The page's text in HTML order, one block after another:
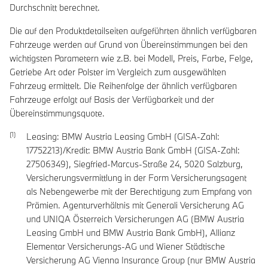
Durchschnitt berechnet.
Die auf den Produktdetailseiten aufgeführten ähnlich verfügbaren
Fahrzeuge werden auf Grund von Übereinstimmungen bei den
wichtigsten Parametern wie z.B. bei Modell, Preis, Farbe, Felge,
Getriebe Art oder Polster im Vergleich zum ausgewählten
Fahrzeug ermittelt. Die Reihenfolge der ähnlich verfügbaren
Fahrzeuge erfolgt auf Basis der Verfügbarkeit und der
Übereinstimmungsquote.
Leasing: BMW Austria Leasing GmbH (GISA-Zahl:
17752213)/Kredit: BMW Austria Bank GmbH (GISA-Zahl:
27506349), Siegfried-Marcus-Straße 24, 5020 Salzburg,
Versicherungsvermittlung in der Form Versicherungsagent
als Nebengewerbe mit der Berechtigung zum Empfang von
Prämien. Agenturverhältnis mit Generali Versicherung AG
und UNIQA Österreich Versicherungen AG (BMW Austria
Leasing GmbH und BMW Austria Bank GmbH), Allianz
Elementar Versicherungs-AG und Wiener Städtische
Versicherung AG Vienna Insurance Group (nur BMW Austria